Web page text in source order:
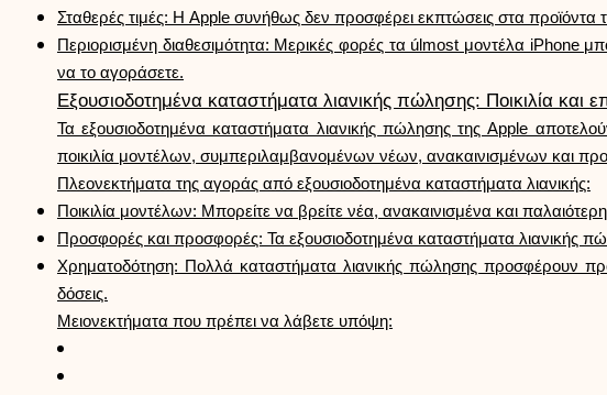
Σταθερές τιμές: Η Apple συνήθως δεν προσφέρει εκπτώσεις στα προϊόντα
Περιορισμένη διαθεσιμότητα: Μερικές φορές τα úlmost μοντέλα iPhone
να το αγοράσετε.
Εξουσιοδοτημένα καταστήματα λιανικής πώλησης: Ποικιλία και
Τα εξουσιοδοτημένα καταστήματα λιανικής πώλησης της Apple
ποικιλία μοντέλων, συμπεριλαμβανομένων νέων, ανακαινισμένων και
Πλεονεκτήματα της αγοράς από εξουσιοδοτημένα καταστήματα λιανικής:
Ποικιλία μοντέλων: Μπορείτε να βρείτε νέα, ανακαινισμένα και
Προσφορές και προσφορές: Τα εξουσιοδοτημένα καταστήματα λιανικής
Χρηματοδότηση: Πολλά καταστήματα λιανικής πώλησης προσφέρουν
δόσεις.
Μειονεκτήματα που πρέπει να λάβετε υπόψη: